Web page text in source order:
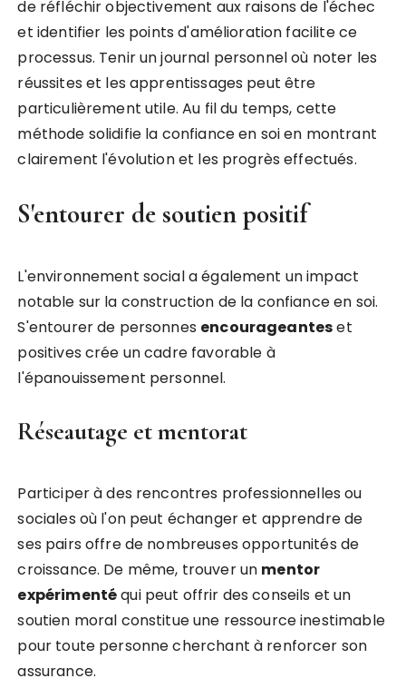
de réfléchir objectivement aux raisons de l'échec
et identifier les points d'amélioration facilite ce
processus. Tenir un journal personnel où noter les
réussites et les apprentissages peut être
particulièrement utile. Au fil du temps, cette
méthode solidifie la confiance en soi en montrant
clairement l'évolution et les progrès effectués.
S'entourer de soutien positif
L'environnement social a également un impact
notable sur la construction de la confiance en soi.
S'entourer de personnes encourageanteset
positives crée un cadre favorable à
l'épanouissement personnel.
Réseautage et mentorat
Participer à des rencontres professionnelles ou
sociales où l'on peut échanger et apprendre de
ses pairs offre de nombreuses opportunités de
croissance. De même, trouver un mentor
expérimentéqui peut offrir des conseils et un
soutien moral constitue une ressource inestimable
pour toute personne cherchant à renforcer son
assurance.